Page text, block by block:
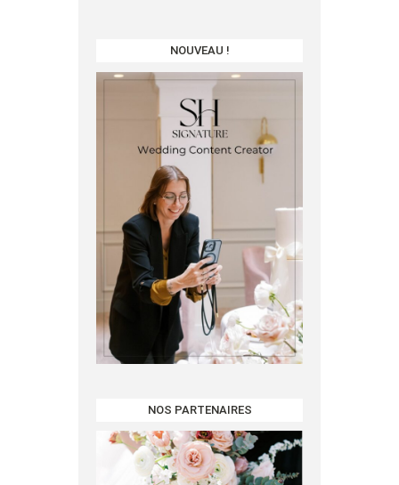
NOUVEAU !
NOS PARTENAIRES